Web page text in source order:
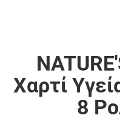
Χαρτί
8